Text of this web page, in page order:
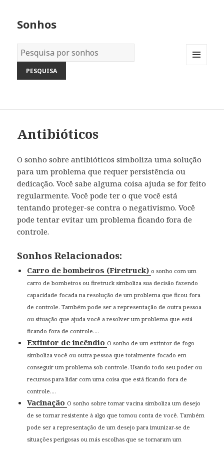
Sonhos
Dicionário
dos
Sonhos:
Antibióticos
O sonho sobre antibióticos simboliza uma solução
para um problema que requer persistência ou
dedicação. Você sabe alguma coisa ajuda se for feito
regularmente. Você pode ter o que você está
tentando proteger-se contra o negativismo. Você
pode tentar evitar um problema ficando fora de
controle.
Sonhos Relacionados:
Carro de bombeiros (Firetruck) o sonho com um
carro de bombeiros ou firetruck simboliza sua decisão fazendo
capacidade focada na resolução de um problema que ficou fora
de controle. Também pode ser a representação de outra pessoa
ou situação que ajuda você a resolver um problema que está
ficando fora de controle....
Extintor de incêndio O sonho de um extintor de fogo
simboliza você ou outra pessoa que totalmente focado em
conseguir um problema sob controle. Usando todo seu poder ou
recursos para lidar com uma coisa que está ficando fora de
controle....
Vacinação O sonho sobre tomar vacina simboliza um desejo
de se tornar resistente à algo que tomou conta de você. Também
pode ser a representação de um desejo para imunizar-se de
situações perigosas ou más escolhas que se tornaram um